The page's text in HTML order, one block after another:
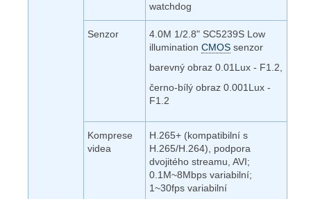
watchdog
Senzor
4.0M 1/2.8" SC5239S Low
illumination CMOS senzor
barevný obraz 0.01Lux - F1.2,
černo-bílý obraz 0.001Lux -
F1.2
Komprese
videa
H.265+ (kompatibilní s
H.265/H.264), podpora
dvojitého streamu, AVI;
0.1M~8Mbps variabilní;
1~30fps variabilní